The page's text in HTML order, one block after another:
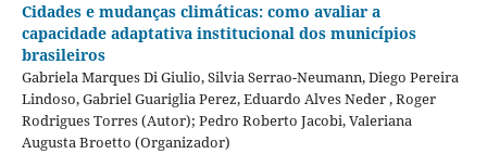
Cidades e mudanças climáticas: como avaliar a
capacidade adaptativa institucional dos municípios
brasileiros
Gabriela Marques Di Giulio, Silvia Serrao-Neumann, Diego Pereira
Lindoso, Gabriel Guariglia Perez, Eduardo Alves Neder , Roger
Rodrigues Torres (Autor); Pedro Roberto Jacobi, Valeriana
Augusta Broetto (Organizador)